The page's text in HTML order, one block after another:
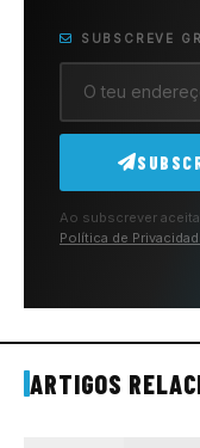
SUBSCREVE
Ao subscrever
Política de
ARTIGOS